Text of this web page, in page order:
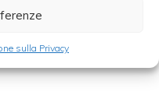
sulla Privacy